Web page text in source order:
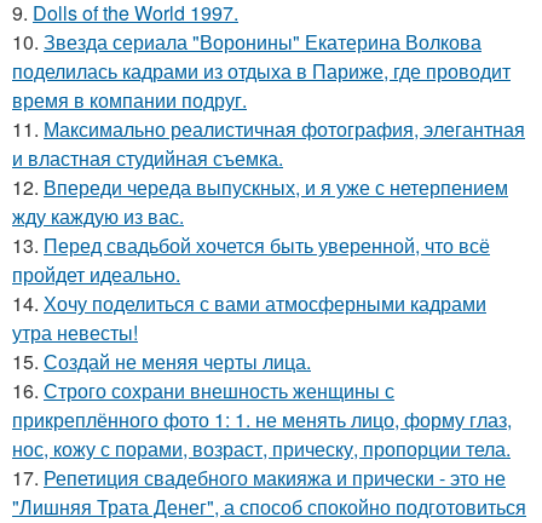
9. Dolls of the World 1997.
10. Звезда сериала "Воронины" Екатерина Волкова
поделилась кадрами из отдыха в Париже, где проводит
время в компании подруг.
11. Максимально реалистичная фотография, элегантная
и властная студийная съемка.
12. Впереди череда выпускных, и я уже с нетерпением
жду каждую из вас.
13. Перед свадьбой хочется быть уверенной, что всё
пройдет идеально.
14. Хочу поделиться с вами атмосферными кадрами
утра невесты!
15. Создай не меняя черты лица.
16. Строго сохрани внешность женщины с
прикреплённого фото 1: 1. не менять лицо, форму глаз,
нос, кожу с порами, возраст, прическу, пропорции тела.
17. Репетиция свадебного макияжа и прически - это не
"Лишняя Трата Денег", а способ спокойно подготовиться